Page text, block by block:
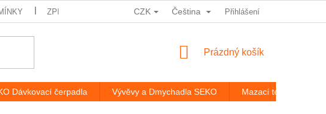
ZPRACOVÁNÍ OSOBNÍCH ÚDAJŮ HODNOCENÍ OBCHODU
CZK Čeština Přihlášení
NÁKUPNÍ
Prázdný košík
Dávkovací čerpadla Vývěvy a Dmychadla SEKO Mazací technika